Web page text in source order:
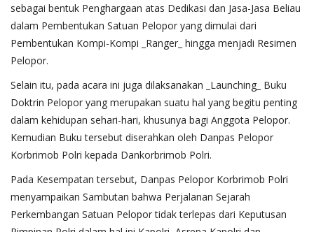
sebagai bentuk Penghargaan atas Dedikasi dan Jasa-Jasa Beliau
dalam Pembentukan Satuan Pelopor yang dimulai dari
Pembentukan Kompi-Kompi _Ranger_ hingga menjadi Resimen
Pelopor.
Selain itu, pada acara ini juga dilaksanakan _Launching_ Buku
Doktrin Pelopor yang merupakan suatu hal yang begitu penting
dalam kehidupan sehari-hari, khusunya bagi Anggota Pelopor.
Kemudian Buku tersebut diserahkan oleh Danpas Pelopor
Korbrimob Polri kepada Dankorbrimob Polri.
Pada Kesempatan tersebut, Danpas Pelopor Korbrimob Polri
menyampaikan Sambutan bahwa Perjalanan Sejarah
Perkembangan Satuan Pelopor tidak terlepas dari Keputusan